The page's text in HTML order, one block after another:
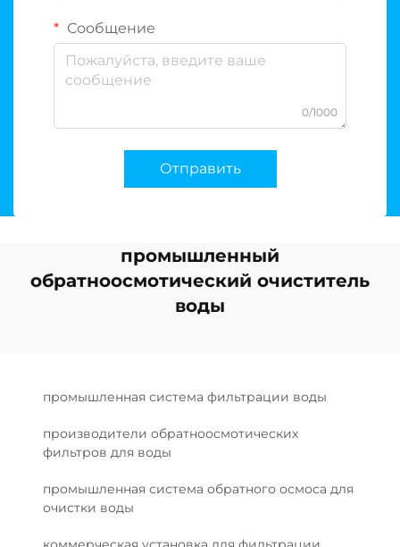
Сообщение
0/1000
Отправить
промышленный
обратноосмотический очиститель
воды
промышленная система фильтрации воды
производители обратноосмотических
фильтров для воды
промышленная система обратного осмоса для
очистки воды